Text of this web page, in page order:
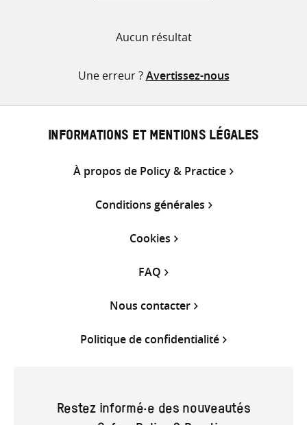
Aucun résultat
Une erreur ?Avertissez-nous
INFORMATIONS ET MENTIONS LÉGALES
À propos de Policy & Practice
Conditions générales
Cookies
FAQ
Nous contacter
Politique de confidentialité
Restez informé·e des nouveautés